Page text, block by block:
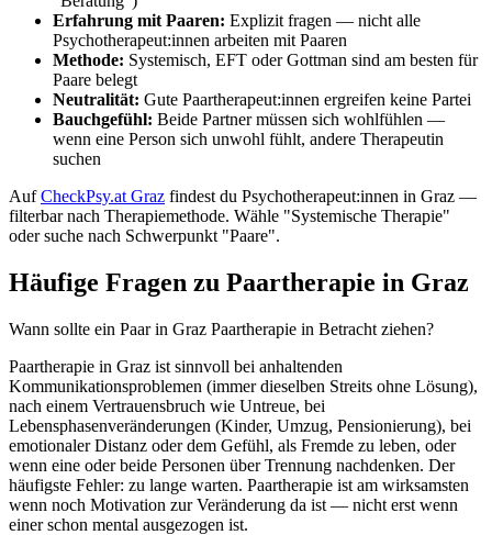
Erfahrung mit Paaren: Explizit fragen — nicht alle
Psychotherapeut:innen arbeiten mit Paaren
Methode: Systemisch, EFT oder Gottman sind am besten für
Paare belegt
Neutralität: Gute Paartherapeut:innen ergreifen keine Partei
Bauchgefühl: Beide Partner müssen sich wohlfühlen —
wenn eine Person sich unwohl fühlt, andere Therapeutin
suchen
AufCheckPsy.at Graz findest du Psychotherapeut:innen in Graz —
filterbar nach Therapiemethode. Wähle "Systemische Therapie"
oder suche nach Schwerpunkt "Paare".
Häufige Fragen zu Paartherapie in Graz
Wann sollte ein Paar in Graz Paartherapie in Betracht ziehen?
Paartherapie in Graz ist sinnvoll bei anhaltenden
Kommunikationsproblemen (immer dieselben Streits ohne Lösung),
nach einem Vertrauensbruch wie Untreue, bei
Lebensphasenveränderungen (Kinder, Umzug, Pensionierung), bei
emotionaler Distanz oder dem Gefühl, als Fremde zu leben, oder
wenn eine oder beide Personen über Trennung nachdenken. Der
häufigste Fehler: zu lange warten. Paartherapie ist am wirksamsten
wenn noch Motivation zur Veränderung da ist — nicht erst wenn
einer schon mental ausgezogen ist.